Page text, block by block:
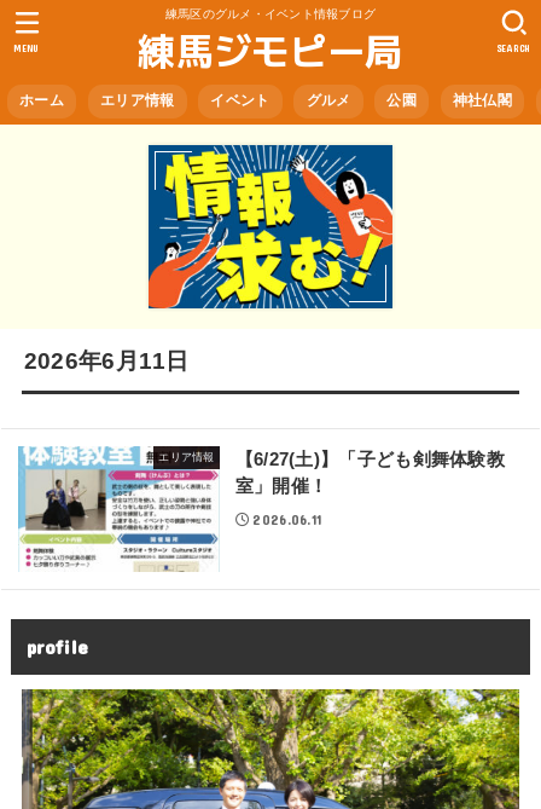
練馬区のグルメ・イベント情報ブログ
練馬ジモピー局
ホーム エリア情報 イベント グルメ 公園 神社仏閣
SEARCH
MENU
2026年6月11日
エリア情報
【6/27(土)】「子ども剣舞体験教
室」開催！
2026.06.11
profile